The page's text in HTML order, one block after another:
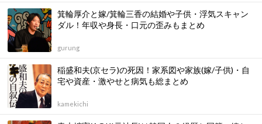
箕輪厚介と嫁/箕輪三香の結婚や子供・浮気スキャン
ダル！年収や身長・口元の歪みもまとめ
gurung
稲盛和夫(京セラ)の死因！家系図や家族(嫁/子供)・自
宅や資産・激やせと病気も総まとめ
kamekichi